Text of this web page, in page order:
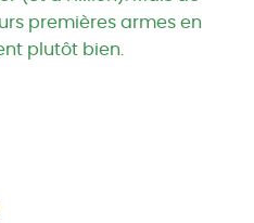
premières armes en
plutôt bien.